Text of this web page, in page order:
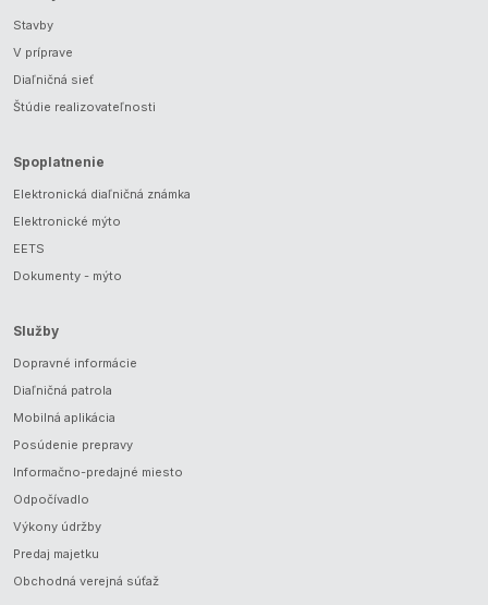
Stavby
V príprave
Diaľničná sieť
Štúdie realizovateľnosti
Spoplatnenie
Elektronická diaľničná známka
Elektronické mýto
EETS
Dokumenty - mýto
Služby
Dopravné informácie
Diaľničná patrola
Mobilná aplikácia
Posúdenie prepravy
Informačno-predajné miesto
Odpočívadlo
Výkony údržby
Predaj majetku
Obchodná verejná súťaž